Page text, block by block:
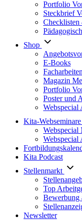
Portfolio
Steckbrief
Checklisten
Shop
E-Books
Facharbeiten
Magazin
Portfolio
Poster und
Webspecial
Kita-Webseminare
Webspecial
Webspecial
Kita Podcast
Stellenmarkt
Top
Bewerbung
Newsletter